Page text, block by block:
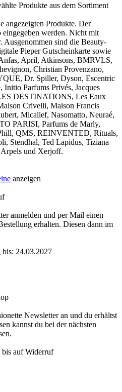
Produkte aus dem Sortiment
angezeigten Produkte. Der
werden. Nicht mit
Ausgenommen sind die Beauty-
Pieper Gutscheinkarte sowie
April, Atkinsons, BMRVLS,
Christian Provenzano,
Dr. Spiller, Dyson, Escentric
Parfums Privés, Jacques
DESTINATIONS, Les Eaux
Crivelli, Maison Francis
Micallef, Nasomatto, Neuraé,
PARISI, Parfums de Marly,
QMS, REINVENTED, Rituals,
Stendhal, Ted Lapidus, Tiziana
und Xerjoff.
anzeigen
anmelden und per Mail einen
erhalten. Diesen dann im
24.03.2027
Newsletter an und du erhältst
kannst du bei der nächsten
auf Widerruf